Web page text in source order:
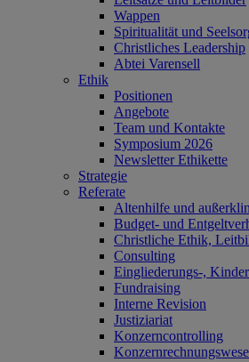
Wappen
Spiritualität und
Christliches Leadership
Abtei Varensell
Ethik
Positionen
Angebote
Team und Kontakte
Symposium 2026
Newsletter Ethikette
Strategie
Referate
Altenhilfe und
Budget- und
Christliche Ethik,
Consulting
Eingliederungs-,
Fundraising
Interne Revision
Justiziariat
Konzerncontrolling